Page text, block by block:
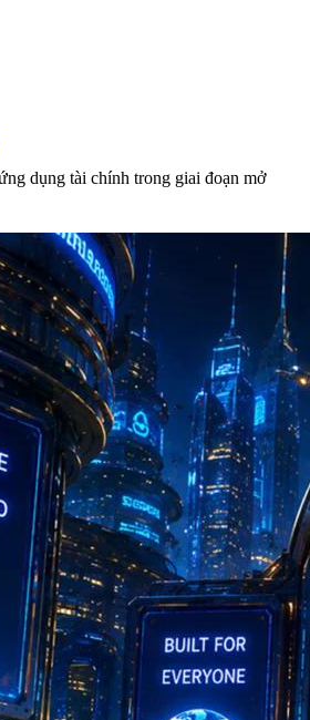
dụng tài chính trong giai đoạn mở